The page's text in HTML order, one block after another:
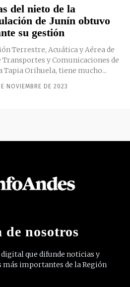
del nieto de la
de Junín obtuvo
su gestión
Terrestre, Acuática y Aérea de
y Comunicaciones de
Tapia Orihuela, tiene mucho...
NOVIEMBRE DE 2023
de nosotros
que difunde noticias y
más importantes de la Región